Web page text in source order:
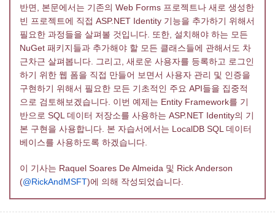
반면, 본문에서는 기존의 Web Forms 프로젝트나 새로 생성한
빈 프로젝트에 직접 ASP.NET Identity 기능을 추가하기 위해서
필요한 과정들을 살펴볼 것입니다. 또한, 설치해야 하는 모든
NuGet 패키지들과 추가해야 할 모든 클래스들에 관해서도 차
근차근 살펴봅니다. 그리고, 새로운 사용자를 등록하고 로그인
하기 위한 웹 폼을 직접 만들어 보면서 사용자 관리 및 인증을
구현하기 위해서 필요한 모든 기초적인 주요 API들을 집중적
으로 검토해보겠습니다. 이번 예제는 Entity Framework를 기
반으로 SQL 데이터 저장소를 사용하는 ASP.NET Identity의 기
본 구현을 사용합니다. 본 자습서에서는 LocalDB SQL 데이터
베이스를 사용하도록 하겠습니다.
이 기사는 Raquel Soares De Almeida 및 Rick Anderson
(@RickAndMSFT)에 의해 작성되었습니다.